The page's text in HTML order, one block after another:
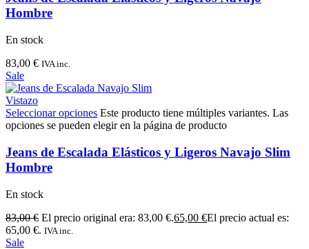
Hombre
En stock
83,00 € IVA inc.
Sale
Vistazo
Seleccionar opciones Este producto tiene múltiples variantes. Las
opciones se pueden elegir en la página de producto
Jeans de Escalada Elásticos y Ligeros Navajo Slim
Hombre
En stock
83,00€ El precio original era: 83,00 €.65,00 €El precio actual es:
65,00 €. IVA inc.
Sale